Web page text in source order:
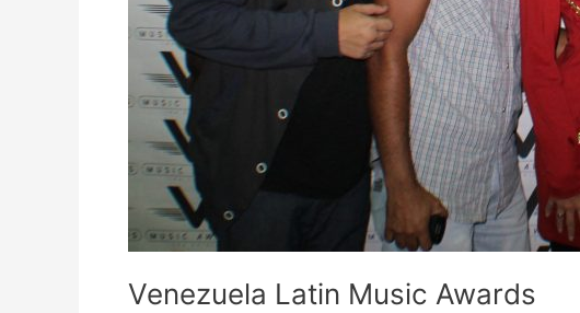
Venezuela Latin Music Awards